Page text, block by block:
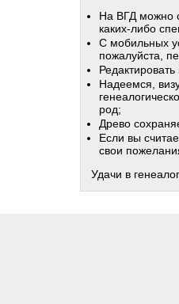
На ВГД можно
каких-либо
С мобильных
пожалуйста,
Надеемся,
род;
Древо
Если вы
свои
Удачи в